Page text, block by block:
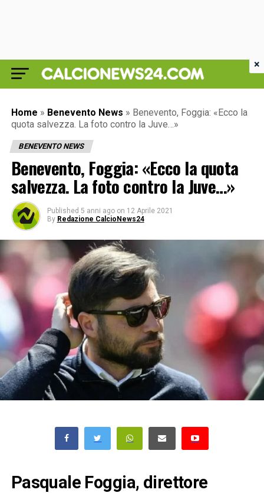
Home » Benevento News » Benevento, Foggia: «Ecco la
quota salvezza. La foto contro la Juve…»
BENEVENTO NEWS
Benevento, Foggia: «Ecco la quota
salvezza. La foto contro la Juve…»
Published 5 anni ago on 12 Aprile 2021
By Redazione CalcioNews24
Pasquale Foggia, direttore
×